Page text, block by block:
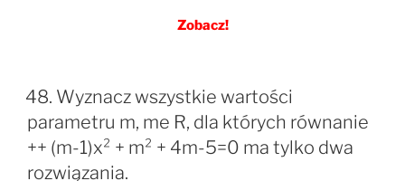
Zobacz!
48. Wyznacz wszystkie wartości
parametru m, me R, dla których równanie
++ (m-1)x² + m² + 4m-5=0 ma tylko dwa
rozwiązania.